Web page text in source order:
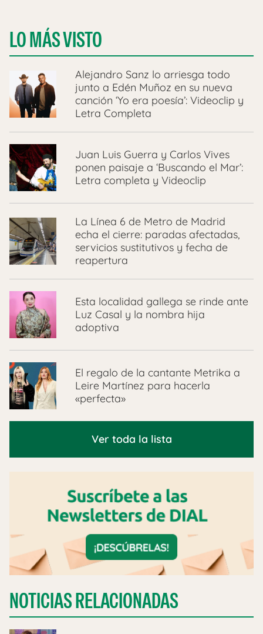
LO MÁS VISTO
Alejandro Sanz lo arriesga todo
junto a Edén Muñoz en su nueva
canción ‘Yo era poesía’: Videoclip y
Letra Completa
Juan Luis Guerra y Carlos Vives
ponen paisaje a ‘Buscando el Mar’:
Letra completa y Videoclip
La Línea 6 de Metro de Madrid
echa el cierre: paradas afectadas,
servicios sustitutivos y fecha de
reapertura
Esta localidad gallega se rinde ante
Luz Casal y la nombra hija
adoptiva
El regalo de la cantante Metrika a
Leire Martínez para hacerla
«perfecta»
Ver toda la lista
NOTICIAS RELACIONADAS